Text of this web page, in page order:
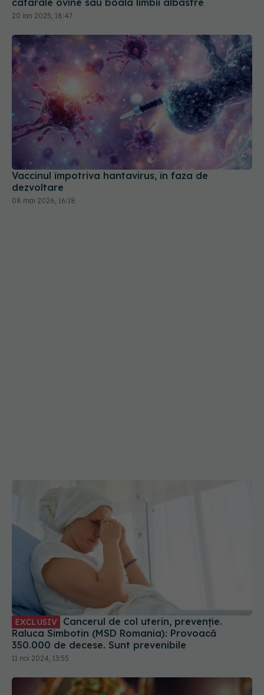
20 ian 2025, 18:47
Vaccinul împotriva hantavirus, în faza de
dezvoltare
08 mai 2026, 16:18
EXCLUSIV
Raluca Sîmbotin (MSD Romania): Provoacă
350.000 de decese. Sunt prevenibile
11 noi 2024, 13:55